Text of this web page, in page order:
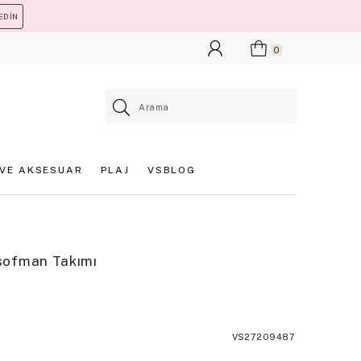
0
AKSESUAR PLAJ VSBLOG
Takımı
VS27209487